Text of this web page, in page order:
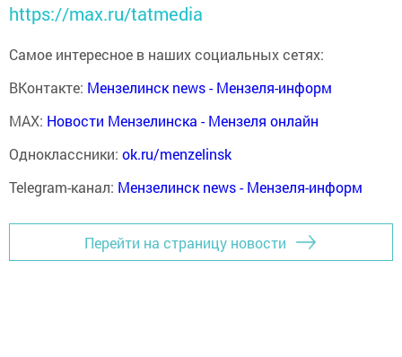
https://max.ru/tatmedia
Самое интересное в наших социальных сетях:
ВКонтакте: Мензелинск news - Мензеля-информ
MAX: Новости Мензелинска - Мензеля онлайн
Одноклассники: ok.ru/menzelinsk
Telegram-канал: Мензелинск news - Мензеля-информ
Перейти на страницу новости